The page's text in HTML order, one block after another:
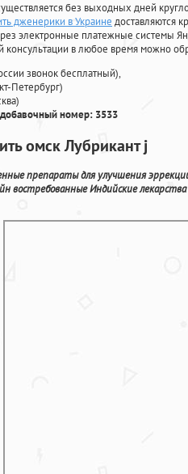
без выходных дней
дженерики в Украине доставляются
электронные платежные системы
консультации в любое время можно
звонок бесплатный),
Петербург)
номер: 3533
омск Лубрикант j
препараты для улучшения
востребованные Индийские